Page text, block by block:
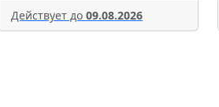
Действует до 09.08.2026